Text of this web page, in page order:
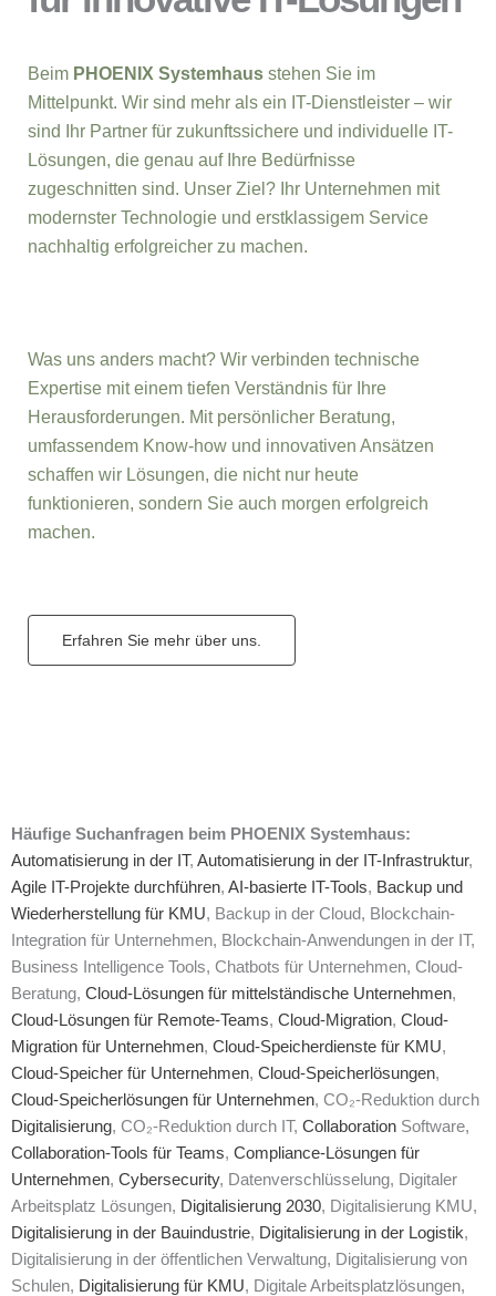
Beim PHOENIX Systemhaus stehen Sie im
Mittelpunkt. Wir sind mehr als ein IT-Dienstleister – wir
sind Ihr Partner für zukunftssichere und individuelle IT-
Lösungen, die genau auf Ihre Bedürfnisse
zugeschnitten sind. Unser Ziel? Ihr Unternehmen mit
modernster Technologie und erstklassigem Service
nachhaltig erfolgreicher zu machen.
Was uns anders macht? Wir verbinden technische
Expertise mit einem tiefen Verständnis für Ihre
Herausforderungen. Mit persönlicher Beratung,
umfassendem Know-how und innovativen Ansätzen
schaffen wir Lösungen, die nicht nur heute
funktionieren, sondern Sie auch morgen erfolgreich
machen.
Erfahren Sie mehr über uns.
Häufige Suchanfragen beim PHOENIX Systemhaus:
Automatisierung in der IT, Automatisierung in der IT-Infrastruktur,
Agile IT-Projekte durchführen, AI-basierte IT-Tools, Backup und
Wiederherstellung für KMU, Backup in der Cloud, Blockchain-
Integration für Unternehmen, Blockchain-Anwendungen in der IT,
Business Intelligence Tools, Chatbots für Unternehmen, Cloud-
Beratung, Cloud-Lösungen für mittelständische Unternehmen,
Cloud-Lösungen für Remote-Teams, Cloud-Migration, Cloud-
Migration für Unternehmen, Cloud-Speicherdienste für KMU,
Cloud-Speicher für Unternehmen, Cloud-Speicherlösungen,
Cloud-Speicherlösungen für Unternehmen, CO₂-Reduktion durch
Digitalisierung, CO₂-Reduktion durch IT, Collaboration Software,
Collaboration-Tools für Teams, Compliance-Lösungen für
Unternehmen, Cybersecurity, Datenverschlüsselung, Digitaler
Arbeitsplatz Lösungen, Digitalisierung 2030, Digitalisierung KMU,
Digitalisierung in der Bauindustrie, Digitalisierung in der Logistik,
Digitalisierung in der öffentlichen Verwaltung, Digitalisierung von
Schulen, Digitalisierung für KMU, Digitale Arbeitsplatzlösungen,